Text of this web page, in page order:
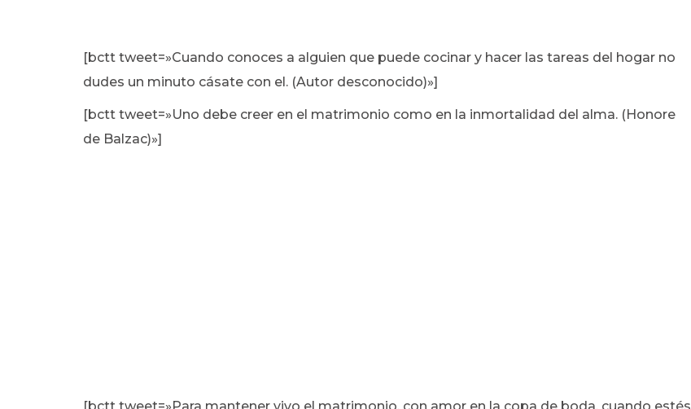
[bctt tweet=»Cuando conoces a alguien que puede cocinar y hacer las tareas del hogar no
dudes un minuto cásate con el. (Autor desconocido)»]
[bctt tweet=»Uno debe creer en el matrimonio como en la inmortalidad del alma. (Honore
de Balzac)»]